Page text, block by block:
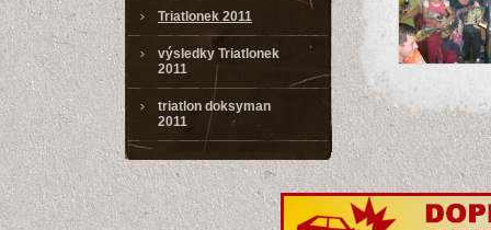
Triatlonek 2011
výsledky Triatlonek
2011
triatlon doksyman
2011